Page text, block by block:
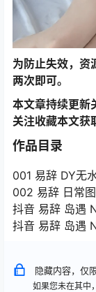
为防止失效，资
两次即可。
本文章持续更新
关注收藏本文获
作品目录
001 易辞 DY无
002 易辞 日常
抖音 易辞 岛遇
抖音 易辞 岛遇
隐藏内容，仅
如果您未在其中